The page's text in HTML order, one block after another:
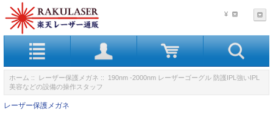
¥
ホーム :: レーザー保護メガネ :: 190nm -2000nm レーザーゴーグル 防護IPL強いIPL
美容などの設備の操作スタッフ
レーザー保護メガネ